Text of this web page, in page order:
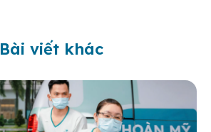
Bài viết khác